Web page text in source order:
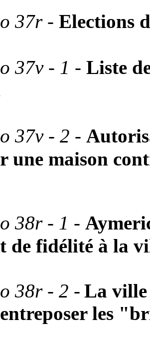
37r - Elections
37v - 1 - Liste
37v - 2 -
une maison
38r - 1 -
de fidélité à la
38r - 2 - La ville
les